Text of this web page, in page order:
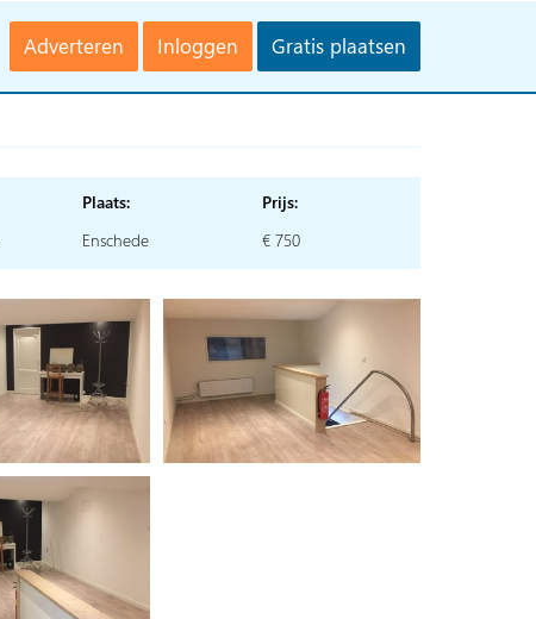
Adverteren Inloggen Gratis plaatsen
Plaats:
Enschede
Prijs:
€ 750